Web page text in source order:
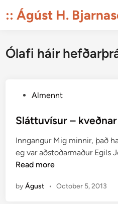
to:: Ágúst H.
Ólafi háir
s
e
d
i
Almennt
Sláttuvísur –
Inngangur Mig minnir, það
eg var aðstoðarmaður Egils
Read more
byÁgust • October 5, 2013